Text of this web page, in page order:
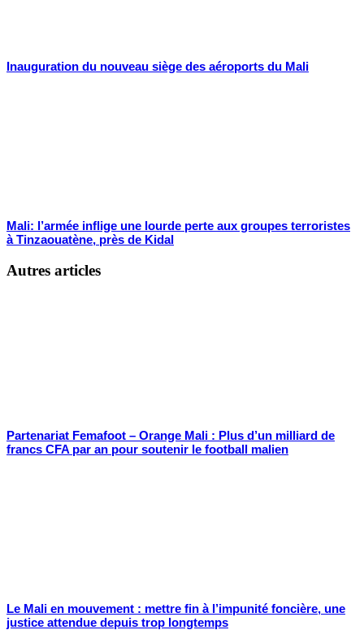
Inauguration du nouveau siège des aéroports du Mali
Mali: l’armée inflige une lourde perte aux groupes terroristes
à Tinzaouatène, près de Kidal
Autres articles
Partenariat Femafoot – Orange Mali : Plus d’un milliard de
francs CFA par an pour soutenir le football malien
Le Mali en mouvement : mettre fin à l’impunité foncière, une
justice attendue depuis trop longtemps